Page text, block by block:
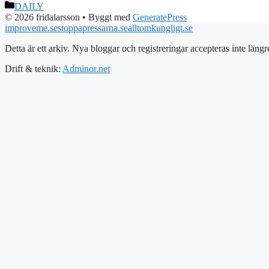
Kategorier
DAILY
© 2026 fridalarsson • Byggt med GeneratePress
improveme.sestoppapressarna.sealltomkungligt.se
Detta är ett arkiv. Nya bloggar och registreringar accepteras inte
Drift & teknik: Adminor.net